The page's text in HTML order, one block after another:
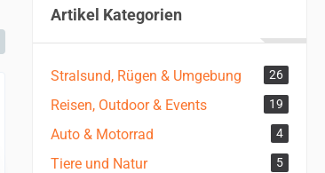
Artikel Kategorien
Stralsund, Rügen & Umgebung 26
Reisen, Outdoor & Events 19
Auto & Motorrad 4
Tiere und Natur 5